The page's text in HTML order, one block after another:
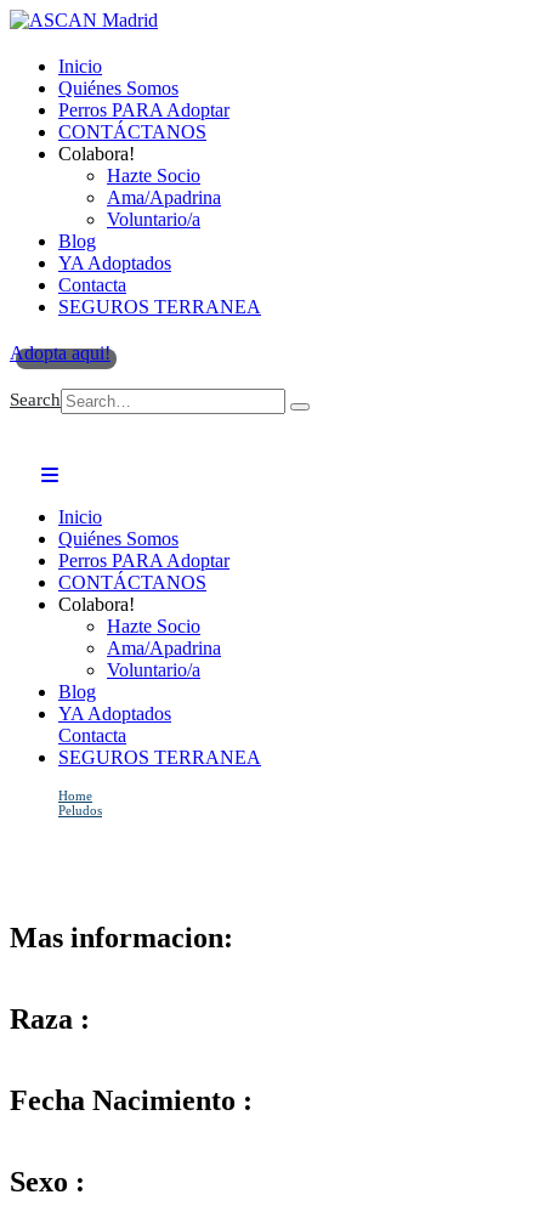
Inicio
Quiénes Somos
Perros PARA Adoptar
CONTÁCTANOS
Colabora!
Hazte Socio
Ama/Apadrina
Voluntario/a
Blog
YA Adoptados
Contacta
SEGUROS TERRANEA
Adopta aqui!
Search
Inicio
Quiénes Somos
Perros PARA Adoptar
CONTÁCTANOS
Colabora!
Hazte Socio
Ama/Apadrina
Voluntario/a
Blog
YA Adoptados
Contacta
SEGUROS TERRANEA
Home
Peludos
Mas informacion:
Raza :
Fecha Nacimiento :
Sexo :